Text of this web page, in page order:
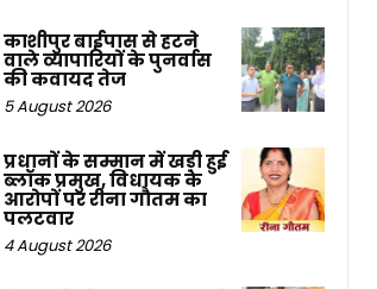
काशीपुर बाईपास से हटने
वाले व्यापारियों के पुनर्वास
की कवायद तेज
5 August 2026
प्रधानों के सम्मान में खड़ी हुई
ब्लॉक प्रमुख, विधायक के
आरोपों पर रीना गौतम का
पलटवार
4 August 2026